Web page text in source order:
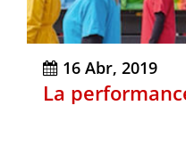
16 Abr, 2019
La